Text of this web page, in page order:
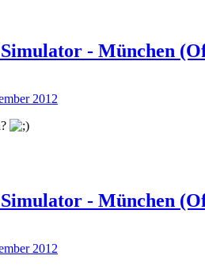
- München
2012
- München
2012